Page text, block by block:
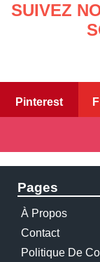
SUIVEZ
Pinterest
Pages
À Propos
Contact
Politique De